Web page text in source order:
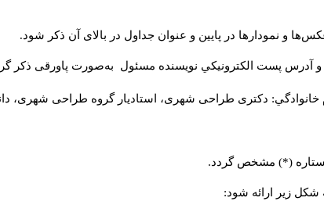
و نمودارها در پایین و عنوان جداول در بالای آن ذکر شود.
آدرس پست الكترونيكي نويسنده مسئول به‌صورت پاورقی ذکر
خانوادگي: دکتری طراحی شهری، استادیار گروه طراحی شهری،
ستاره (*) مشخص گردد.
شکل زیر ارائه شود: